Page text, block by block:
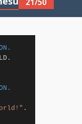
21/50
.